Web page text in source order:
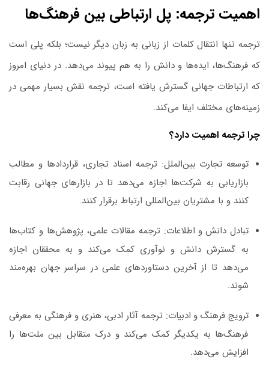
اهمیت ترجمه: پل ارتباطی بین فرهنگ‌ها
ترجمه تنها انتقال کلمات از زبانی به زبان دیگر نیست؛ بلکه پلی است
که فرهنگ‌ها، ایده‌ها و دانش را به هم پیوند می‌دهد. در دنیای امروز
که ارتباطات جهانی گسترش یافته است، ترجمه نقش بسیار مهمی در
زمینه‌های مختلف ایفا می‌کند.
چرا ترجمه اهمیت دارد؟
توسعه تجارت بین‌الملل: ترجمه اسناد تجاری، قراردادها و مطالب
بازاریابی به شرکت‌ها اجازه می‌دهد تا در بازارهای جهانی رقابت
کنند و با مشتریان بین‌المللی ارتباط برقرار کنند.
تبادل دانش و اطلاعات: ترجمه مقالات علمی، پژوهش‌ها و کتاب‌ها
به گسترش دانش و نوآوری کمک می‌کند و به محققان اجازه
می‌دهد تا از آخرین دستاوردهای علمی در سراسر جهان بهره‌مند
شوند.
ترویج فرهنگ و ادبیات: ترجمه آثار ادبی، هنری و فرهنگی به معرفی
فرهنگ‌ها به یکدیگر کمک می‌کند و درک متقابل بین ملت‌ها را
افزایش می‌دهد.